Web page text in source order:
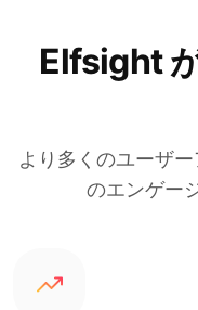
Elfsight
より多くのユーザ
のエンゲー